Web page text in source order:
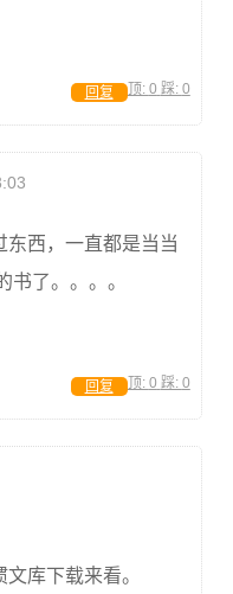
顶: 0 踩: 0
回复
东西，一直都是当当
书了。。。。
顶: 0 踩: 0
回复
库下载来看。